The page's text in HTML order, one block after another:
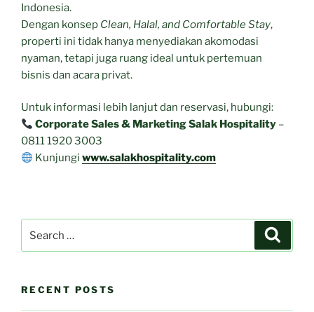
Indonesia.
Dengan konsep Clean, Halal, and Comfortable Stay,
properti ini tidak hanya menyediakan akomodasi
nyaman, tetapi juga ruang ideal untuk pertemuan
bisnis dan acara privat.
Untuk informasi lebih lanjut dan reservasi, hubungi:
Corporate Sales & Marketing Salak Hospitality –
0811 1920 3003
Kunjungiwww.salakhospitality.com
for:
RECENT POSTS